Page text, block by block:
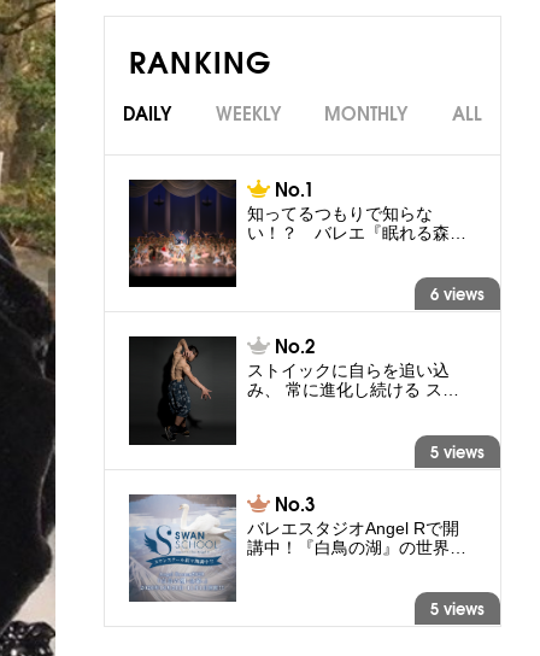
RANKING
DAILY WEEKLY MONTHLY ALL
知ってるつもりで知らな
い！？ バレエ『眠れる森…
6 views
ストイックに自らを追い込
み、 常に進化し続ける ス…
5 views
バレエスタジオAngel Rで開
講中！『白鳥の湖』の世界…
5 views